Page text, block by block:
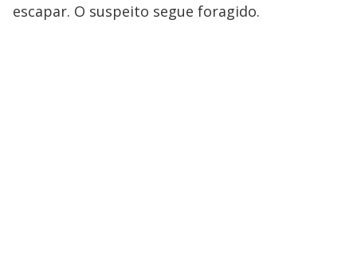
escapar. O suspeito segue foragido.